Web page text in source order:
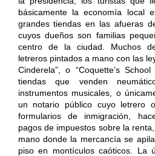
básicamente la economía local
grandes tiendas en las afueras
cuyos dueños son familias
centro de la ciudad. Muchos
letreros pintados a mano con las
Cinderela”, o “Coquette’s
tiendas que venden
instrumentos musicales, o
un notario público cuyo letrero
formularios de inmigración,
pagos de impuestos sobre la
mano donde la mercancía se
piso en montículos caóticos. La